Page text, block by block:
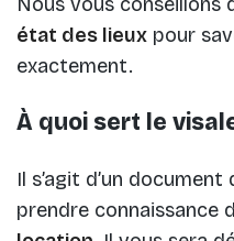
état des lieux pour
exactement.
À quoi sert le
Il s’agit d’un
prendre connaissance